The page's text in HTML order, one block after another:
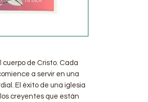
de Cristo. Cada
a servir en una
El éxito de una iglesia
creyentes que están